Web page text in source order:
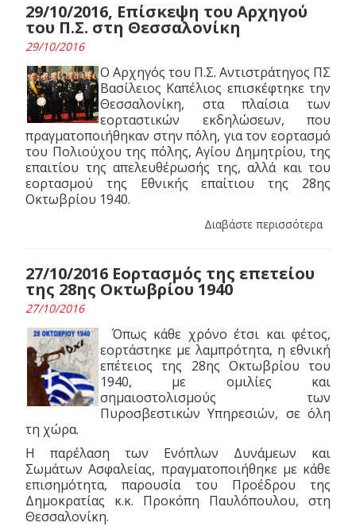
29/10/2016, Επίσκεψη του Αρχηγού
του Π.Σ. στη Θεσσαλονίκη
29/10/2016
Ο Αρχηγός του Π.Σ. Αντιστράτηγος ΠΣ
Βασίλειος Καπέλιος επισκέφτηκε την
Θεσσαλονίκη, στα πλαίσια των
εορταστικών εκδηλώσεων, που
πραγματοποιήθηκαν στην πόλη, για τον εορτασμό
του Πολιούχου της πόλης, Αγίου Δημητρίου, της
επαιτίου της απελευθέρωσής της, αλλά και του
εορτασμού της Εθνικής επαίτιου της 28ης
Οκτωβρίου 1940.
Διαβάστε περισσότερα
27/10/2016 Εορτασμός της επετείου
της 28ης Οκτωβρίου 1940
27/10/2016
Όπως κάθε χρόνο έτσι και φέτος,
εορτάστηκε με λαμπρότητα, η εθνική
επέτειος της 28ης Οκτωβρίου του
1940, με ομιλίες και
σημαιοστολισμούς των
Πυροσβεστικών Υπηρεσιών, σε όλη
τη χώρα.
Η παρέλαση των Ενόπλων Δυνάμεων και
Σωμάτων Ασφαλείας, πραγματοποιήθηκε με κάθε
επισημότητα, παρουσία του Προέδρου της
Δημοκρατίας κ.κ. Προκόπη Παυλόπουλου, στη
Θεσσαλονίκη.